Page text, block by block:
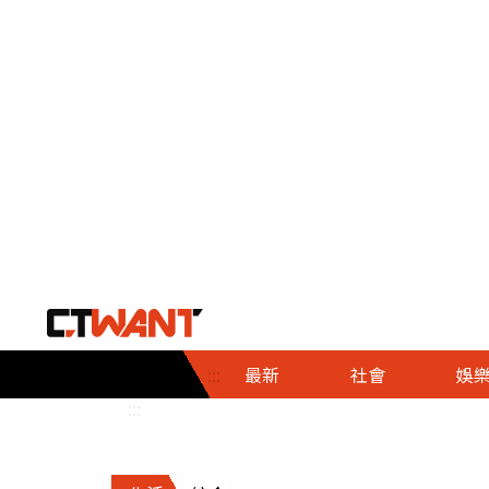
::: 最新 社會
社會首頁
時事
調查
娛樂
娛樂首頁
即時
財經首頁
熱線
政